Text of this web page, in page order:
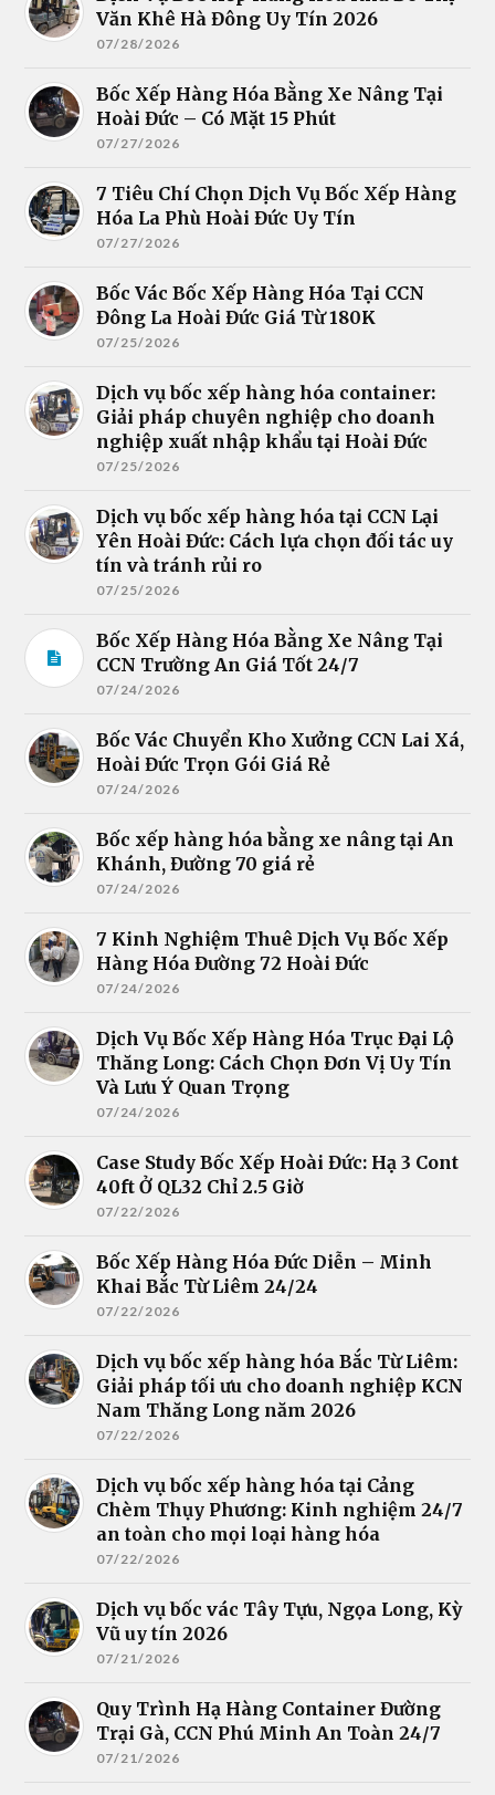
Văn Khê Hà Đông Uy Tín 2026
07/28/2026
Bốc Xếp Hàng Hóa Bằng Xe Nâng Tại
Hoài Đức – Có Mặt 15 Phút
07/27/2026
7 Tiêu Chí Chọn Dịch Vụ Bốc Xếp Hàng
Hóa La Phù Hoài Đức Uy Tín
07/27/2026
Bốc Vác Bốc Xếp Hàng Hóa Tại CCN
Đông La Hoài Đức Giá Từ 180K
07/25/2026
Dịch vụ bốc xếp hàng hóa container:
Giải pháp chuyên nghiệp cho doanh
nghiệp xuất nhập khẩu tại Hoài Đức
07/25/2026
Dịch vụ bốc xếp hàng hóa tại CCN Lại
Yên Hoài Đức: Cách lựa chọn đối tác uy
tín và tránh rủi ro
07/25/2026
Bốc Xếp Hàng Hóa Bằng Xe Nâng Tại
CCN Trường An Giá Tốt 24/7
07/24/2026
Bốc Vác Chuyển Kho Xưởng CCN Lai Xá,
Hoài Đức Trọn Gói Giá Rẻ
07/24/2026
Bốc xếp hàng hóa bằng xe nâng tại An
Khánh, Đường 70 giá rẻ
07/24/2026
7 Kinh Nghiệm Thuê Dịch Vụ Bốc Xếp
Hàng Hóa Đường 72 Hoài Đức
07/24/2026
Dịch Vụ Bốc Xếp Hàng Hóa Trục Đại Lộ
Thăng Long: Cách Chọn Đơn Vị Uy Tín
Và Lưu Ý Quan Trọng
07/24/2026
Case Study Bốc Xếp Hoài Đức: Hạ 3 Cont
40ft Ở QL32 Chỉ 2.5 Giờ
07/22/2026
Bốc Xếp Hàng Hóa Đức Diễn – Minh
Khai Bắc Từ Liêm 24/24
07/22/2026
Dịch vụ bốc xếp hàng hóa Bắc Từ Liêm:
Giải pháp tối ưu cho doanh nghiệp KCN
Nam Thăng Long năm 2026
07/22/2026
Dịch vụ bốc xếp hàng hóa tại Cảng
Chèm Thụy Phương: Kinh nghiệm 24/7
an toàn cho mọi loại hàng hóa
07/22/2026
Dịch vụ bốc vác Tây Tựu, Ngọa Long, Kỳ
Vũ uy tín 2026
07/21/2026
Quy Trình Hạ Hàng Container Đường
Trại Gà, CCN Phú Minh An Toàn 24/7
07/21/2026